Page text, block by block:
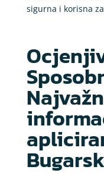
sigurna i korisna